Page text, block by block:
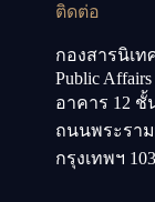
ติดต่อ
กองสารนิเ
Public
อาคาร 12 ชั้
ถนนพระรา
กรุงเทพฯ